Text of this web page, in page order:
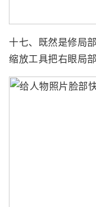
十七、既然是修局
缩放工具把右眼局部